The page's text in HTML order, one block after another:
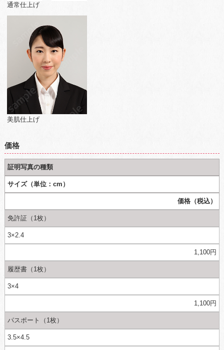
通常仕上げ
美肌仕上げ
価格
証明写真の種類
サイズ（単位：cm）
価格（税込）
免許証（1枚）
3×2.4
1,100円
履歴書（1枚）
3×4
1,100円
パスポート （1枚）
3.5×4.5